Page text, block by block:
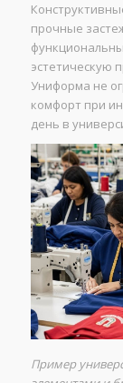
прочные
эстетическую
Униформа не
комфорт при
день в
Пример